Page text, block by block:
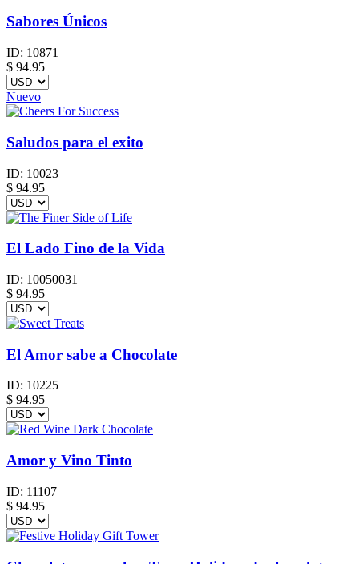
Sabores Únicos
ID: 10871
$ 94.95
Nuevo
Saludos para el exito
ID: 10023
$ 94.95
El Lado Fino de la Vida
ID: 10050031
$ 94.95
El Amor sabe a Chocolate
ID: 10225
$ 94.95
Amor y Vino Tinto
ID: 11107
$ 94.95